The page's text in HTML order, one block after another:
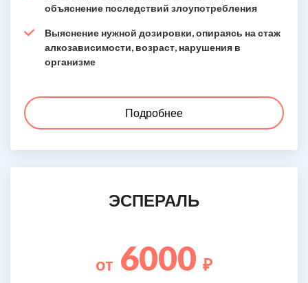
объяснение последствий злоупотребления
Выяснение нужной дозировки, опираясь на стаж
алкозависимости, возраст, нарушения в
организме
Подробнее
ЭСПЕРАЛЬ
от 6000 ₽